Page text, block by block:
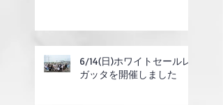
6/14(日)ホワイトセールレ
ガッタを開催しました